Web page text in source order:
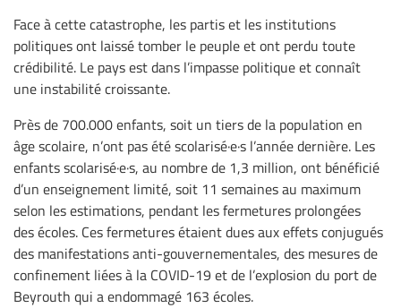
Face à cette catastrophe, les partis et les institutions
politiques ont laissé tomber le peuple et ont perdu toute
crédibilité. Le pays est dans l’impasse politique et connaît
une instabilité croissante.
Près de 700.000 enfants, soit un tiers de la population en
âge scolaire, n’ont pas été scolarisé·e·s l’année dernière. Les
enfants scolarisé·e·s, au nombre de 1,3 million, ont bénéficié
d’un enseignement limité, soit 11 semaines au maximum
selon les estimations, pendant les fermetures prolongées
des écoles. Ces fermetures étaient dues aux effets conjugués
des manifestations anti-gouvernementales, des mesures de
confinement liées à la COVID-19 et de l’explosion du port de
Beyrouth qui a endommagé 163 écoles.